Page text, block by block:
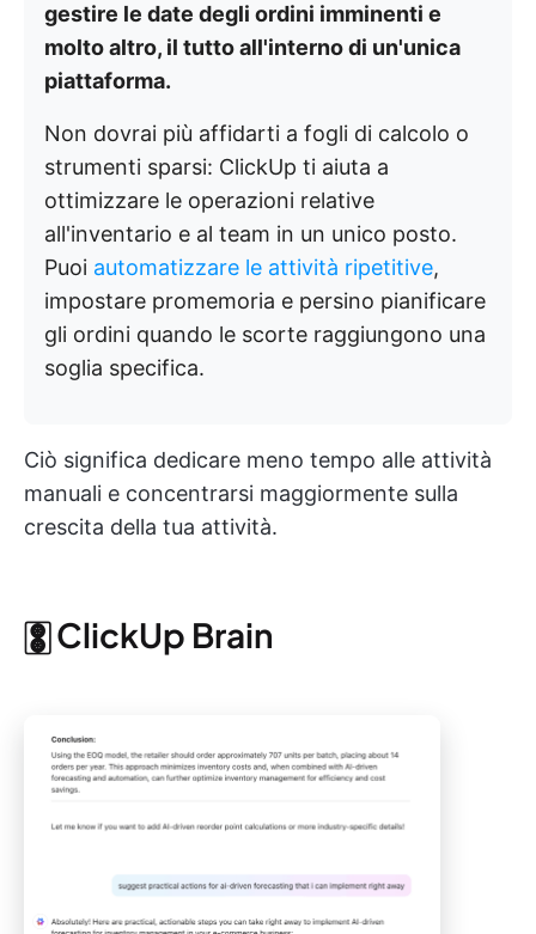
gestire le date degli ordini imminenti e
molto altro, il tutto all'interno di un'unica
piattaforma.
Non dovrai più affidarti a fogli di calcolo o
strumenti sparsi: ClickUp ti aiuta a
ottimizzare le operazioni relative
all'inventario e al team in un unico posto.
Puoi automatizzare le attività ripetitive,
impostare promemoria e persino pianificare
gli ordini quando le scorte raggiungono una
soglia specifica.
Ciò significa dedicare meno tempo alle attività
manuali e concentrarsi maggiormente sulla
crescita della tua attività.
🀚 ClickUp Brain